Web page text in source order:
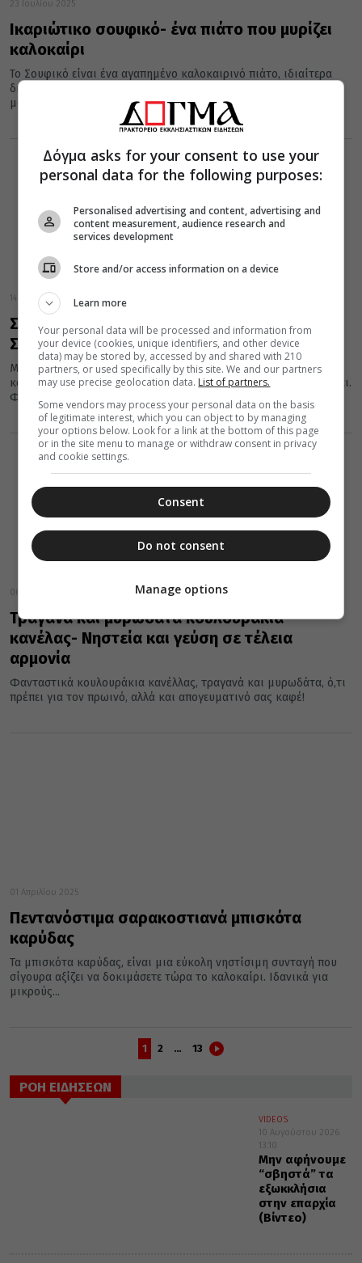
23 Ιουλίου 2025
Ικαριώτικο σουφικό- ένα πιάτο που μυρίζει
καλοκαίρι
Το Σουφικό είναι ένα αγαπημένο καλοκαιρινό πιάτο, ιδιαίτερα
διαδεδομένο στην Ικαρία, το νησί που φημίζεται για την
μακροζωία των...
14 Απριλίου 2025
Σαρακοστιανοί ρεβυθοκεφτέδες από τη
Σίφνο
Μια συνταγή για ρεβυθοκεφτέδες νησιώτικους τόσο αφράτους
και τόσο ωραίους, όσο ωραίο είναι το νησί απ' όπου προέρχονται.
Φτιάξτε...
06 Απριλίου 2025
Τραγανά και μυρωδάτα κουλουράκια
κανέλας- Νηστεία και γεύση σε τέλεια
αρμονία
Φανταστικά κουλουράκια κανέλλας, τραγανά και μυρωδάτα, ό,τι
πρέπει για τον πρωινό, αλλά και απογευματινό σας καφέ!
01 Απριλίου 2025
Πεντανόστιμα σαρακοστιανά μπισκότα
καρύδας
Τα μπισκότα καρύδας, είναι μια εύκολη νηστίσιμη συνταγή που
σίγουρα αξίζει να δοκιμάσετε τώρα το καλοκαίρι. Ιδανικά για
μικρούς...
1 2 … 13
ΡΟΗ ΕΙΔΗΣΕΩΝ
VIDEOS
10 Αυγούστου 2026
13:10
Μην αφήνουμε
“σβηστά” τα
εξωκκλήσια
στην επαρχία
(Βίντεο)
Δόγμα asks for your consent to use your
personal data for the following purposes:
Personalised advertising and content, advertising and
content measurement, audience research and
services development
Store and/or access information on a device
Learn more
Your personal data will be processed and information from
your device (cookies, unique identifiers, and other device
data) may be stored by, accessed by and shared with 210
partners, or used specifically by this site. We and our partners
may use precise geolocation data. List of partners.
Some vendors may process your personal data on the basis
of legitimate interest, which you can object to by managing
your options below. Look for a link at the bottom of this page
or in the site menu to manage or withdraw consent in privacy
and cookie settings.
Consent
Do not consent
Manage options